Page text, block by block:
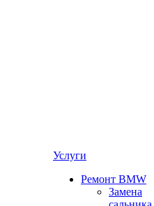
Услуги
Ремонт BMW
Замена